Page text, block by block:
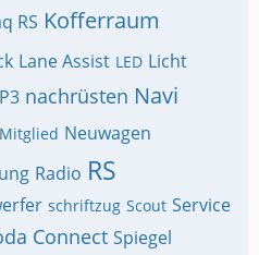
RS Kofferraum
Lane Assist LED Licht
nachrüsten Navi
Neuwagen
Radio RS
schriftzug Scout Service
Connect Spiegel